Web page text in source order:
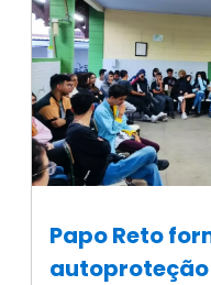
Papo Reto